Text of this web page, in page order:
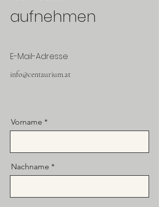
aufnehmen
E-Mail-Adresse
info@centaurium.at
Vorname
Nachname